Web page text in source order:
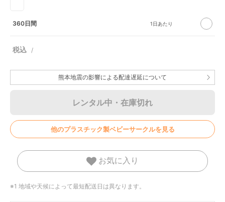
360日間
熊本地震の影響による配達遅延について
レンタル中・在庫切れ
他のプラスチック製ベビーサークルを見る
お気に入り
※1 地域や天候によって最短配送日は異なります。